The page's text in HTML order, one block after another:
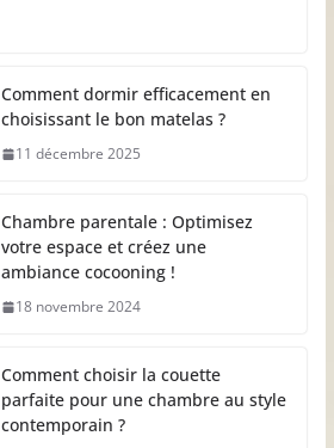
Comment dormir efficacement en
choisissant le bon matelas ?
11 décembre 2025
Chambre parentale : Optimisez
votre espace et créez une
ambiance cocooning !
18 novembre 2024
Comment choisir la couette
parfaite pour une chambre au style
contemporain ?